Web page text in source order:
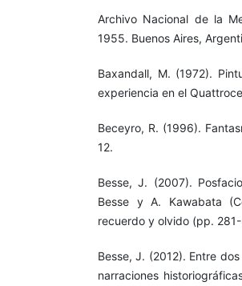
Archivo Nacional de la
1955. Buenos Aires,
Baxandall, M. (1972).
experiencia en el
Beceyro, R. (1996).
12.
Besse, J. (2007).
Besse y A. Kawabata
recuerdo y olvido (pp.
Besse, J. (2012). Entre
narraciones